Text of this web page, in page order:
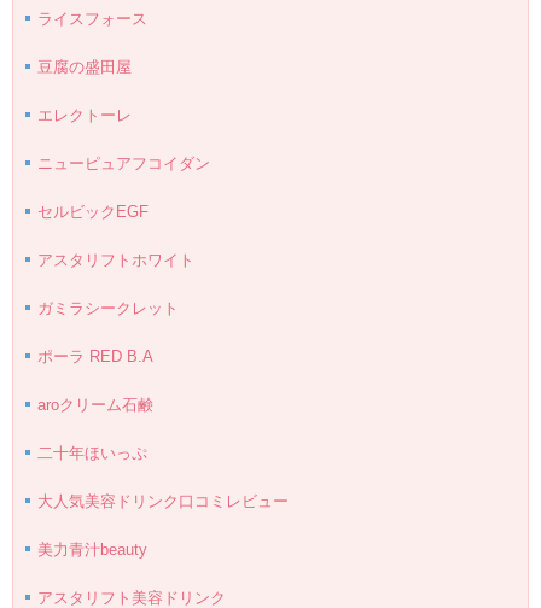
ライスフォース
豆腐の盛田屋
エレクトーレ
ニューピュアフコイダン
セルビックEGF
アスタリフトホワイト
ガミラシークレット
ポーラ RED B.A
aroクリーム石鹸
二十年ほいっぷ
大人気美容ドリンク口コミレビュー
美力青汁beauty
アスタリフト美容ドリンク